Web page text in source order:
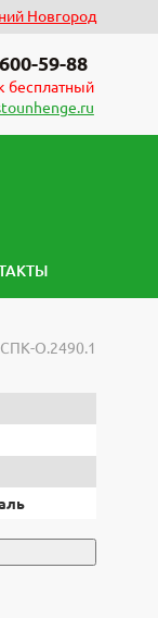
Новгород
59-88
бесплатный
СПК-О.2490.1